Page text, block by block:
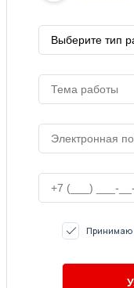
Принимаю